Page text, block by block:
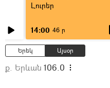
Լուրեր
14:00 46 ր
Երեկ Այսօր
ք. Երևան 106.0